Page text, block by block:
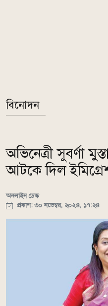
বিনোদন
অভিনেত্রী সুবর্ণা
আটকে দিল
অনলাইন ডেস্ক
প্রকাশ: ৩০ নভেম্বর, ২০২৪, ১৭:২৪